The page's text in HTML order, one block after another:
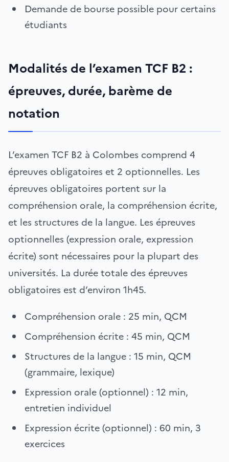
Demande de bourse possible pour certains
étudiants
Modalités de l’examen TCF B2 :
épreuves, durée, barème de
notation
L’examen TCF B2 à Colombes comprend 4
épreuves obligatoires et 2 optionnelles. Les
épreuves obligatoires portent sur la
compréhension orale, la compréhension écrite,
et les structures de la langue. Les épreuves
optionnelles (expression orale, expression
écrite) sont nécessaires pour la plupart des
universités. La durée totale des épreuves
obligatoires est d’environ 1h45.
Compréhension orale : 25 min, QCM
Compréhension écrite : 45 min, QCM
Structures de la langue : 15 min, QCM
(grammaire, lexique)
Expression orale (optionnel) : 12 min,
entretien individuel
Expression écrite (optionnel) : 60 min, 3
exercices